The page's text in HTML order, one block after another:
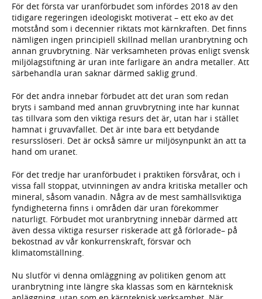
För det första var uranförbudet som infördes 2018 av den
tidigare regeringen ideologiskt motiverat – ett eko av det
motstånd som i decennier riktats mot kärnkraften. Det finns
nämligen ingen principiell skillnad mellan uranbrytning och
annan gruvbrytning. När verksamheten prövas enligt svensk
miljölagstiftning är uran inte farligare än andra metaller. Att
särbehandla uran saknar därmed saklig grund.
För det andra innebar förbudet att det uran som redan
bryts i samband med annan gruvbrytning inte har kunnat
tas tillvara som den viktiga resurs det är, utan har i stället
hamnat i gruvavfallet. Det är inte bara ett betydande
resursslöseri. Det är också sämre ur miljösynpunkt än att ta
hand om uranet.
För det tredje har uranförbudet i praktiken försvårat, och i
vissa fall stoppat, utvinningen av andra kritiska metaller och
mineral, såsom vanadin. Några av de mest samhällsviktiga
fyndigheterna finns i områden där uran förekommer
naturligt. Förbudet mot uranbrytning innebär därmed att
även dessa viktiga resurser riskerade att gå förlorade– på
bekostnad av vår konkurrenskraft, försvar och
klimatomställning.
Nu slutför vi denna omläggning av politiken genom att
uranbrytning inte längre ska klassas som en kärnteknisk